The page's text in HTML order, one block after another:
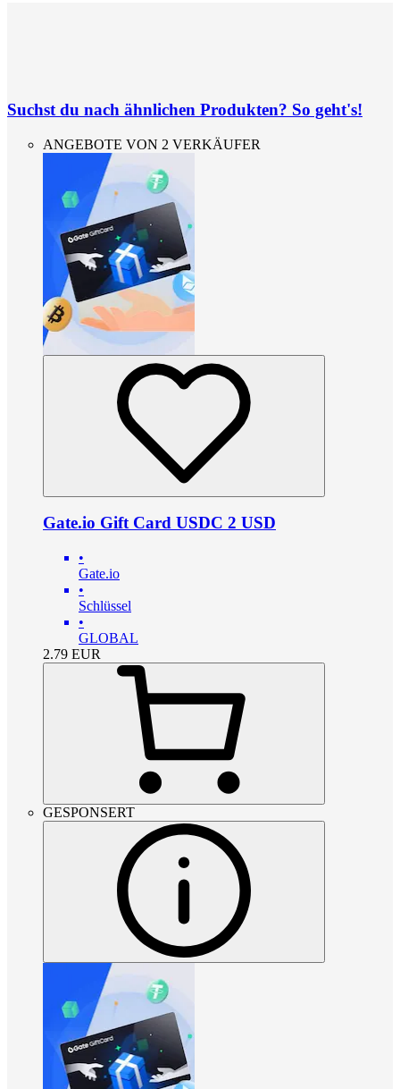
Suchst du nach ähnlichen Produkten? So geht's!
ANGEBOTE VON 2 VERKÄUFER
Gate.io Gift Card USDC 2 USD
•
Gate.io
•
Schlüssel
•
GLOBAL
2.79 EUR
GESPONSERT